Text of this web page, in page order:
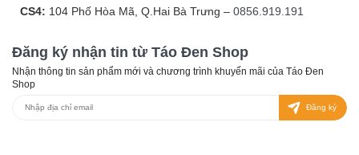
CS4: 104 Phố Hòa Mã, Q.Hai Bà Trưng – 0856.919.191
Đăng ký nhận tin từ Táo Đen Shop
Nhận thông tin sản phẩm mới và chương trình khuyến mãi của Táo Đen
Shop
Đăng ký